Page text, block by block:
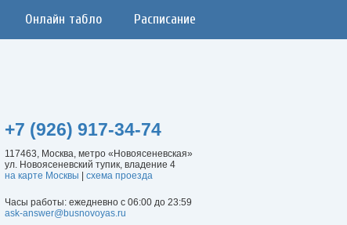
Онлайн табло Расписание
+7 (926) 917-34-74
117463, Москва, метро «Новоясеневская»
ул. Новоясеневский тупик, владение 4
на карте Москвы
схема проезда
Часы работы: ежедневно с 06:00 до 23:59
ask-answer@busnovoyas.ru